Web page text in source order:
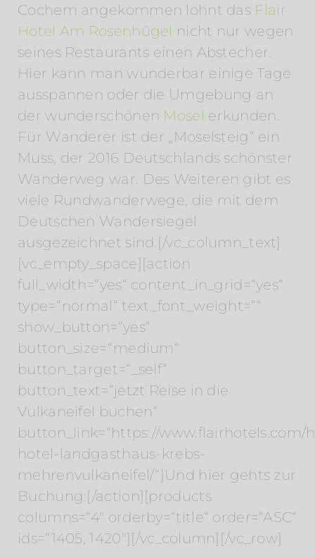
Cochem angekommen lohnt das Flair
Hotel Am Rosenhügel nicht nur wegen
seines Restaurants einen Abstecher.
Hier kann man wunderbar einige Tage
ausspannen oder die Umgebung an
der wunderschönen Mosel erkunden.
Für Wanderer ist der „Moselsteig“ ein
Muss, der 2016 Deutschlands schönster
Wanderweg war. Des Weiteren gibt es
viele Rundwanderwege, die mit dem
Deutschen Wandersiegel
ausgezeichnet sind.[/vc_column_text]
[vc_empty_space][action
full_width=“yes“ content_in_grid=“yes“
type=“normal“ text_font_weight=““
show_button=“yes“
button_size=“medium“
button_target=“_self“
button_text=“jetzt Reise in die
Vulkaneifel buchen“
button_link=“https://www.flairhotels.com/
hotel-landgasthaus-krebs-
mehrenvulkaneifel/“]Und hier gehts zur
Buchung:[/action][products
columns=“4″ orderby=“title“ order=“ASC“
ids=“1405, 1420″][/vc_column][/vc_row]